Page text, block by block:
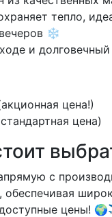
тепло,
❄️
и
цена!)
цена)
с
обеспечивая
цены!